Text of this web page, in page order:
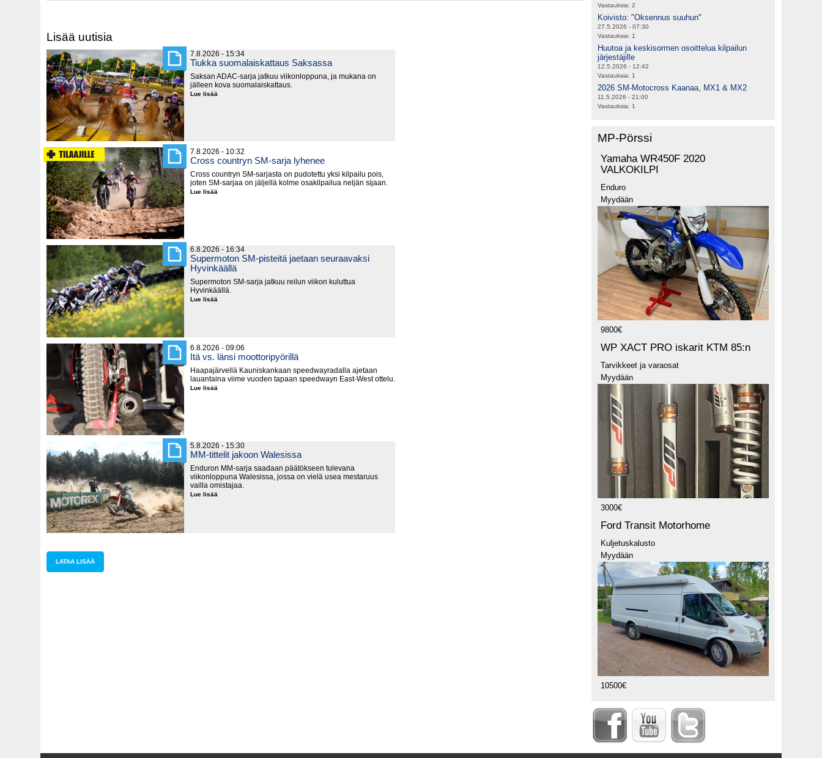
Lisää uutisia
7.8.2026 - 15:34
Tiukka suomalaiskattaus Saksassa
Saksan ADAC-sarja jatkuu viikonloppuna, ja mukana on
jälleen kova suomalaiskattaus.
Lue lisää
7.8.2026 - 10:32
Cross countryn SM-sarja lyhenee
Cross countryn SM-sarjasta on pudotettu yksi kilpailu pois,
joten SM-sarjaa on jäljellä kolme osakilpailua neljän sijaan.
Lue lisää
6.8.2026 - 16:34
Supermoton SM-pisteitä jaetaan seuraavaksi
Hyvinkäällä
Supermoton SM-sarja jatkuu reilun viikon kuluttua
Hyvinkäällä.
Lue lisää
6.8.2026 - 09:06
Itä vs. länsi moottoripyörillä
Haapajärvellä Kauniskankaan speedwayradalla ajetaan
lauantaina viime vuoden tapaan speedwayn East-West ottelu.
Lue lisää
5.8.2026 - 15:30
MM-tittelit jakoon Walesissa
Enduron MM-sarja saadaan päätökseen tulevana
viikonloppuna Walesissa, jossa on vielä usea mestaruus
vailla omistajaa.
Lue lisää
LATAA LISÄÄ
Vastauksia: 2
Koivisto: "Oksennus suuhun"
27.5.2026 - 07:30
Vastauksia: 1
Huutoa ja keskisormen osoittelua kilpailun
järjestäjille
12.5.2026 - 12:42
Vastauksia: 1
2026 SM-Motocross Kaanaa, MX1 & MX2
11.5.2026 - 21:00
Vastauksia: 1
MP-Pörssi
Yamaha WR450F 2020
VALKOKILPI
Enduro
Myydään
9800€
WP XACT PRO iskarit KTM 85:n
Tarvikkeet ja varaosat
Myydään
3000€
Ford Transit Motorhome
Kuljetuskalusto
Myydään
10500€